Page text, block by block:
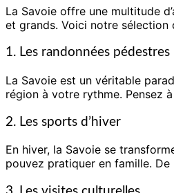
La Savoie offre une multitude
et grands. Voici notre
1. Les randonnées pédestres
La Savoie est un véritable
région à votre rythme. Pensez
2. Les sports d’hiver
En hiver, la Savoie se
pouvez pratiquer en famille.